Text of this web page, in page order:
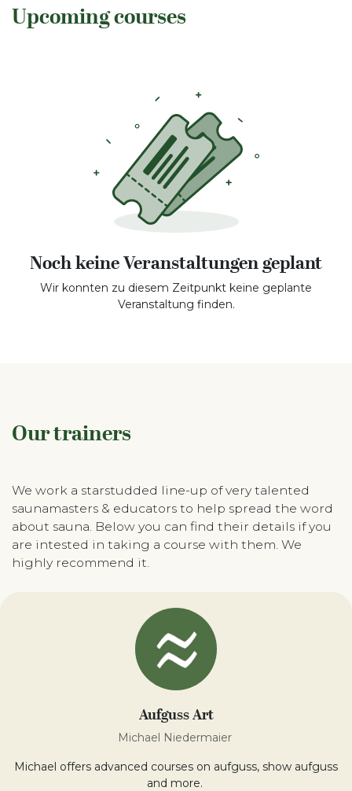
Upcoming courses
Noch keine Veranstaltungen geplant
Wir konnten zu diesem Zeitpunkt keine geplante
Veranstaltung finden.
Our trainers
We work a starstudded line-up of very talented
saunamasters & educators to help spread the word
about sauna. Below you can find their details if you
are intested in taking a course with them. We
highly recommend it.
Aufguss Art
Michael Niedermaier
Michael offers advanced courses on aufguss, show aufguss
and more.